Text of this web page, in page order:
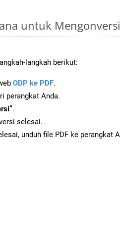
untuk
langkah berikut:
ODP ke PDF.
perangkat Anda.
.
selesai.
unduh file PDF ke perangkat